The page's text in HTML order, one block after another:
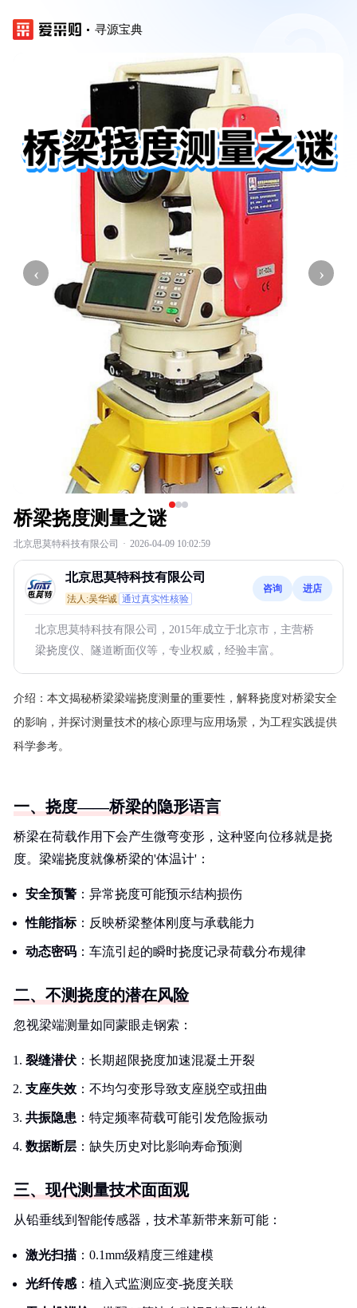
寻源宝典
‹ ›
桥梁挠度测量之谜
北京思莫特科技有限公司 · 2026-04-09 10:02:59
北京思莫特科技有限公司
法人:吴华诚 通过真实性核验
咨询 进店
北京思莫特科技有限公司，2015年成立于北京市，主营桥
梁挠度仪、隧道断面仪等，专业权威，经验丰富。
介绍： 本文揭秘桥梁梁端挠度测量的重要性，解释挠度对桥梁安全
的影响，并探讨测量技术的核心原理与应用场景，为工程实践提供
科学参考。
一、挠度——桥梁的隐形语言
桥梁在荷载作用下会产生微弯变形，这种竖向位移就是挠
度。梁端挠度就像桥梁的'体温计'：
安全预警 ：异常挠度可能预示结构损伤
性能指标：反映桥梁整体刚度与承载能力
动态密码 ：车流引起的瞬时挠度记录荷载分布规律
二、不测挠度的潜在风险
忽视梁端测量如同蒙眼走钢索：
裂缝潜伏 ：长期超限挠度加速混凝土开裂
支座失效 ：不均匀变形导致支座脱空或扭曲
共振隐患 ：特定频率荷载可能引发危险振动
数据断层 ：缺失历史对比影响寿命预测
三、现代测量技术面面观
从铅垂线到智能传感器，技术革新带来新可能：
激光扫描 ：0.1mm级精度三维建模
光纤传感 ：植入式监测应变-挠度关联